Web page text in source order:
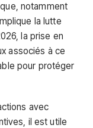
notamment
la lutte
la prise en
associés à ce
pour protéger
avec
il est utile